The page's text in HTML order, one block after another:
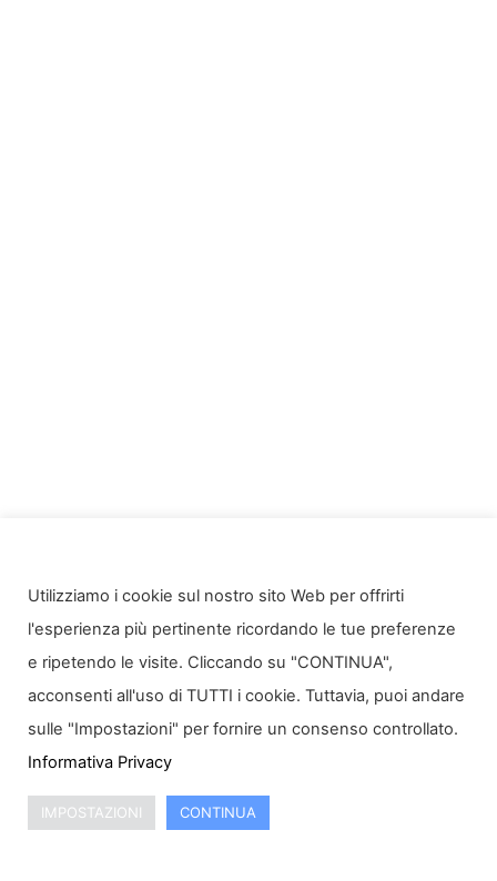
Utilizziamo i cookie sul nostro sito Web per offrirti
l'esperienza più pertinente ricordando le tue preferenze
e ripetendo le visite. Cliccando su "CONTINUA",
acconsenti all'uso di TUTTI i cookie. Tuttavia, puoi andare
sulle "Impostazioni" per fornire un consenso controllato.
Informativa Privacy
IMPOSTAZIONI CONTINUA